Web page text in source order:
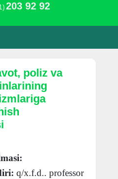
203 92 92
poliz va
q/x.f.d.. professor